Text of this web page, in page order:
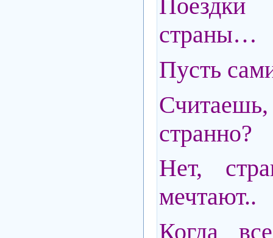
страны…
Пусть
странно?
Нет,
мечтают..
Когда